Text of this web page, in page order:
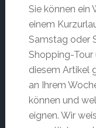
Sie können ein
einem
Samstag oder
Shopping-Tour
diesem Artikel
an Ihrem
können und
eignen. Wir